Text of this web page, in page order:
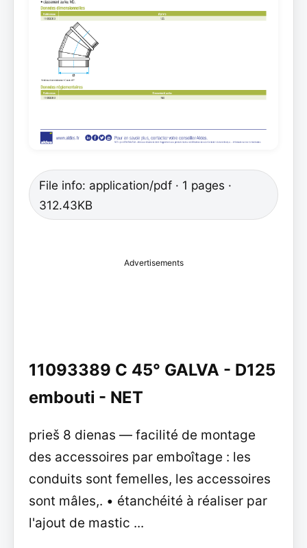
File info: application/pdf · 1 pages ·
312.43KB
Advertisements
11093389 C 45° GALVA - D125
embouti - NET
prieš 8 dienas — facilité de montage
des accessoires par emboîtage : les
conduits sont femelles, les accessoires
sont mâles,. • étanchéité à réaliser par
l'ajout de mastic ...